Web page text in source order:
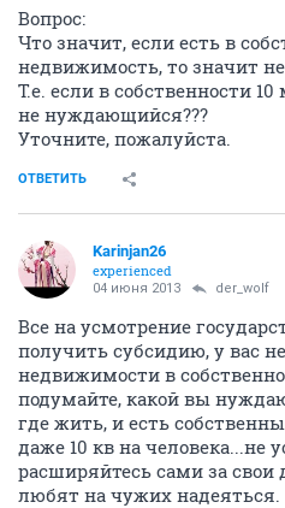
Вопрос:
Что значит, если есть в
недвижимость, то значит
Т.е. если в собственности
не нуждающийся???
Уточните, пожалуйста.
ОТВЕТИТЬ
Karinjan26
experienced
04 июня 2013 der_wolf
Все на усмотрение
получить субсидию, у вас
недвижимости в
подумайте, какой вы
где жить, и есть
даже 10 кв на человека...не
расширяйтесь сами за
любят на чужих надеяться.